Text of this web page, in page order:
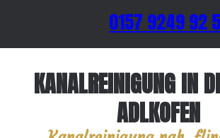
0157 9249 92
KANALREINIGUNG IN
ADLKOFEN